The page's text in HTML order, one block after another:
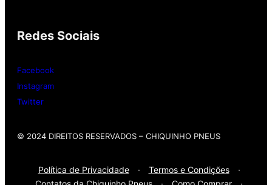
Whatsap: (11) 3588-4540
Redes Sociais
Facebook
Instagram
Twitter
© 2024 DIREITOS RESERVADOS​ – CHIQUINHO PNEUS
Política de Privacidade · Termos e Condições
·